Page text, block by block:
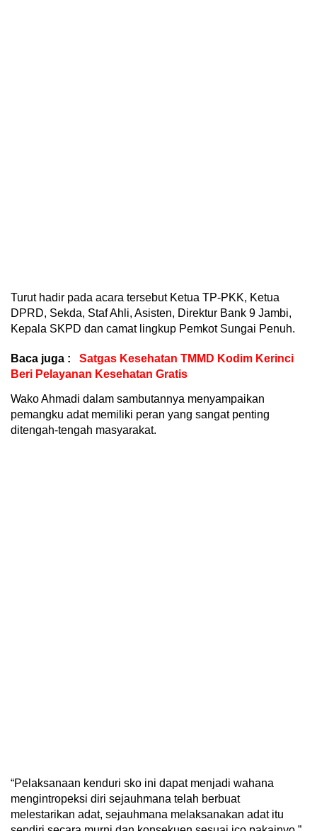
Turut hadir pada acara tersebut Ketua TP-PKK, Ketua
DPRD, Sekda, Staf Ahli, Asisten, Direktur Bank 9 Jambi,
Kepala SKPD dan camat lingkup Pemkot Sungai Penuh.
Baca juga :
‎Satgas Kesehatan TMMD Kodim Kerinci
Beri Pelayanan Kesehatan Gratis
Wako Ahmadi dalam sambutannya menyampaikan
pemangku adat memiliki peran yang sangat penting
ditengah-tengah masyarakat.
“Pelaksanaan kenduri sko ini dapat menjadi wahana
mengintropeksi diri sejauhmana telah berbuat
melestarikan adat, sejauhmana melaksanakan adat itu